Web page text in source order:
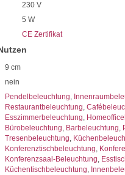
230 V
5 W
CE Zertifikat
9 cm
nein
Pendelbeleuchtung,
Restaurantbeleuchtung,
Esszimmerbeleuchtung,
Bürobeleuchtung, Barbeleuchtung,
Tresenbeleuchtung,
Konferenztischbeleuchtung,
Konferenzsaal-Beleuchtung,
Küchentischbeleuchtung,